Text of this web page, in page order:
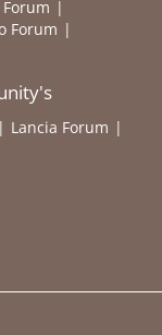
Forum
Lancia Forum